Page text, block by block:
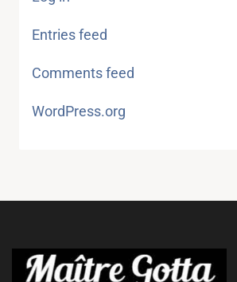
Entries feed
Comments feed
WordPress.org